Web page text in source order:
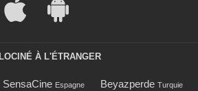
À L'ÉTRANGER
SensaCine Espagne Beyazperde Turquie